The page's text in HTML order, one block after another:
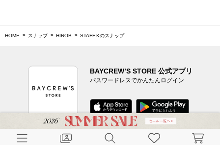
HOME スナップ HIROB STAFF.Kのスナップ
BAYCREW’S STORE 公式アプリ
パスワードレスでかんたんログイン
CUSTOMER SERVICE